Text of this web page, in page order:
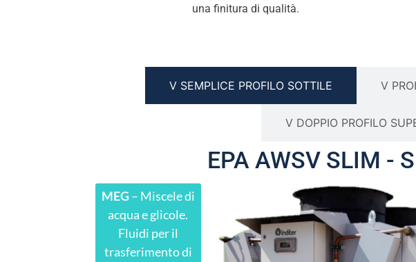
una finitura di qualità.
V SEMPLICE PROFILO SOTTILE V
V DOPPIO PROFILO
EPA AWSV SLIM -
MEG – Miscele di
acqua e glicole.
Fluidi per il
trasferimento di